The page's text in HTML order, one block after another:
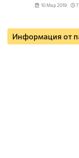
10 Мар 2019
Информация от